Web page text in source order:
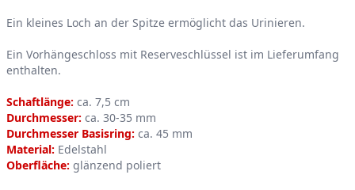
Ein kleines Loch an der Spitze ermöglicht das Urinieren.
Ein Vorhängeschloss mit Reserveschlüssel ist im Lieferumfang
enthalten.
Schaftlänge: ca. 7,5 cm
Durchmesser: ca. 30-35 mm
Durchmesser Basisring: ca. 45 mm
Material: Edelstahl
Oberfläche: glänzend poliert